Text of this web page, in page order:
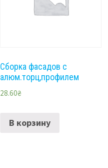
Сборка фасадов с
алюм.торц,профилем
28.60₴
В корзину